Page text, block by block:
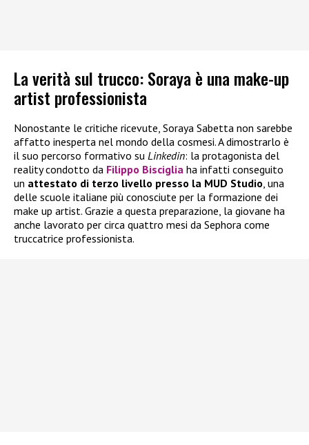
La verità sul trucco: Soraya è una make-up
artist professionista
Nonostante le critiche ricevute, Soraya Sabetta non sarebbe
affatto inesperta nel mondo della cosmesi. A dimostrarlo è
il suo percorso formativo su Linkedin: la protagonista del
reality condotto da Filippo Bisciglia ha infatti conseguito
un attestato di terzo livello presso la MUD Studio, una
delle scuole italiane più conosciute per la formazione dei
make up artist. Grazie a questa preparazione, la giovane ha
anche lavorato per circa quattro mesi da Sephora come
truccatrice professionista.